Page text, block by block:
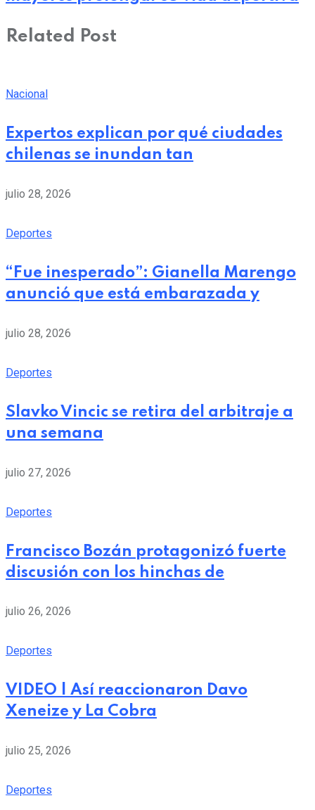
Related Post
Nacional
Expertos explican por qué ciudades
chilenas se inundan tan
julio 28, 2026
Deportes
“Fue inesperado”: Gianella Marengo
anunció que está embarazada y
julio 28, 2026
Deportes
Slavko Vincic se retira del arbitraje a
una semana
julio 27, 2026
Deportes
Francisco Bozán protagonizó fuerte
discusión con los hinchas de
julio 26, 2026
Deportes
VIDEO | Así reaccionaron Davo
Xeneize y La Cobra
julio 25, 2026
Deportes